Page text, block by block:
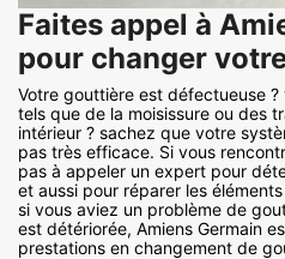
Faites appel à
pour changer
Votre gouttière est défectueuse
tels que de la moisissure ou des
intérieur ? sachez que votre
pas très efficace. Si vous
pas à appeler un expert pour
et aussi pour réparer les
si vous aviez un problème de
est détériorée, Amiens Germain
prestations en changement de